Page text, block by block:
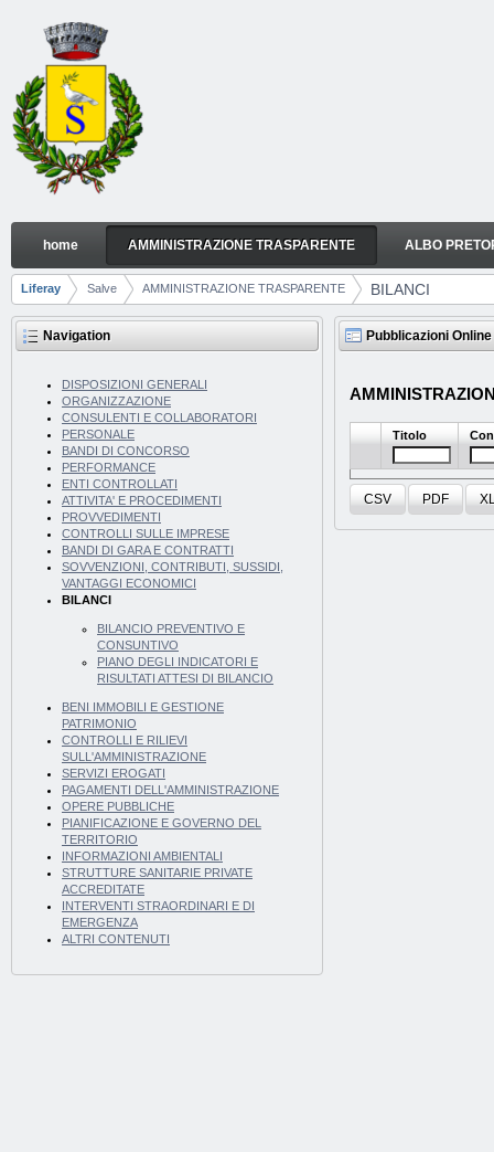
Skip to Content
BILANCI
Navigation
home AMMINISTRAZIONE TRASPARENTE ALBO
Breadcrumbs
Liferay Salve AMMINISTRAZIONE TRASPARENTE BILANCI
Navigation
DISPOSIZIONI GENERALI
ORGANIZZAZIONE
CONSULENTI E COLLABORATORI
PERSONALE
BANDI DI CONCORSO
PERFORMANCE
ENTI CONTROLLATI
ATTIVITA' E PROCEDIMENTI
PROVVEDIMENTI
CONTROLLI SULLE IMPRESE
BANDI DI GARA E CONTRATTI
SOVVENZIONI, CONTRIBUTI, SUSSIDI,
VANTAGGI ECONOMICI
BILANCI
BILANCIO PREVENTIVO E
CONSUNTIVO
PIANO DEGLI INDICATORI E
RISULTATI ATTESI DI BILANCIO
BENI IMMOBILI E GESTIONE
PATRIMONIO
CONTROLLI E RILIEVI
SULL'AMMINISTRAZIONE
SERVIZI EROGATI
PAGAMENTI DELL'AMMINISTRAZIONE
OPERE PUBBLICHE
PIANIFICAZIONE E GOVERNO DEL
TERRITORIO
INFORMAZIONI AMBIENTALI
STRUTTURE SANITARIE PRIVATE
ACCREDITATE
INTERVENTI STRAORDINARI E DI
EMERGENZA
ALTRI CONTENUTI
Pubblicazioni Online
Titolo
CSV PDF